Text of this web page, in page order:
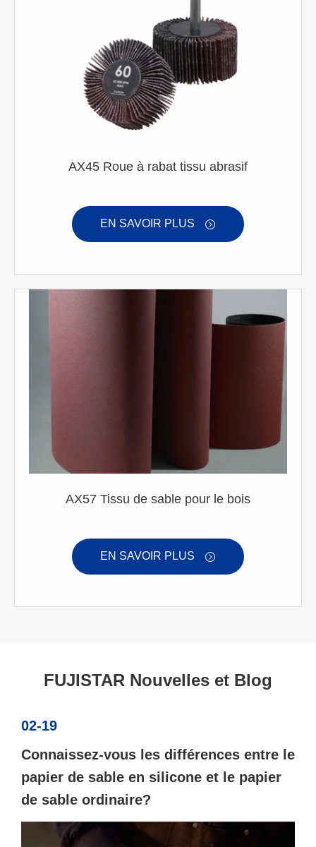
AX45 Roue à rabat tissu abrasif
EN SAVOIR PLUS 
AX57 Tissu de sable pour le bois
EN SAVOIR PLUS 
FUJISTAR Nouvelles et Blog
02-19
Connaissez-vous les différences entre le
papier de sable en silicone et le papier
de sable ordinaire?